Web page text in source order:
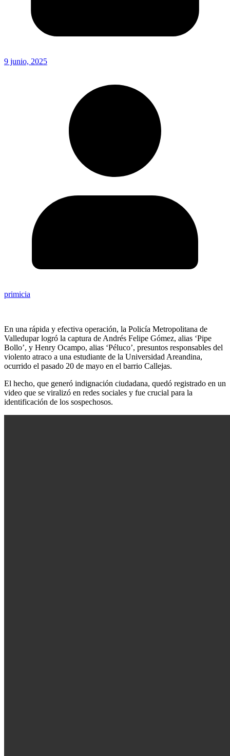
9 junio, 2025
primicia
En una rápida y efectiva operación, la Policía Metropolitana de
Valledupar logró la captura de Andrés Felipe Gómez, alias ‘Pipe
Bollo’, y Henry Ocampo, alias ‘Péluco’, presuntos responsables del
violento atraco a una estudiante de la Universidad Areandina,
ocurrido el pasado 20 de mayo en el barrio Callejas.
El hecho, que generó indignación ciudadana, quedó registrado en un
video que se viralizó en redes sociales y fue crucial para la
identificación de los sospechosos.